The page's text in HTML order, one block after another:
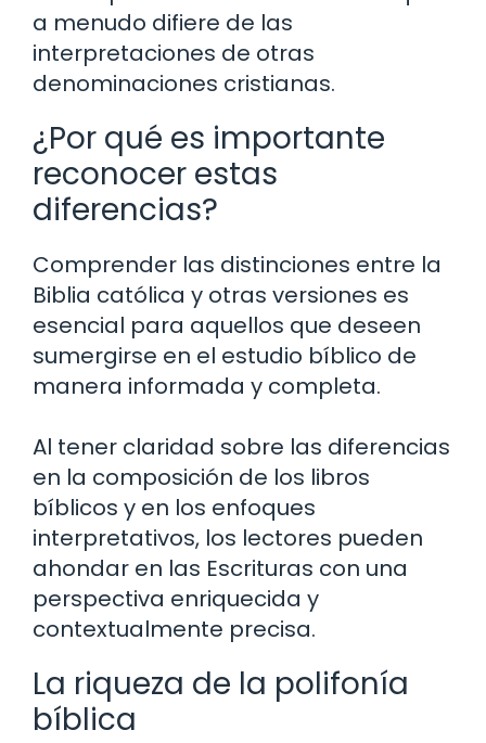
a menudo difiere de las
interpretaciones de otras
denominaciones cristianas.
¿Por qué es importante
reconocer estas
diferencias?
Comprender las distinciones entre la
Biblia católica y otras versiones es
esencial para aquellos que deseen
sumergirse en el estudio bíblico de
manera informada y completa.
Al tener claridad sobre las diferencias
en la composición de los libros
bíblicos y en los enfoques
interpretativos, los lectores pueden
ahondar en las Escrituras con una
perspectiva enriquecida y
contextualmente precisa.
La riqueza de la polifonía
bíblica